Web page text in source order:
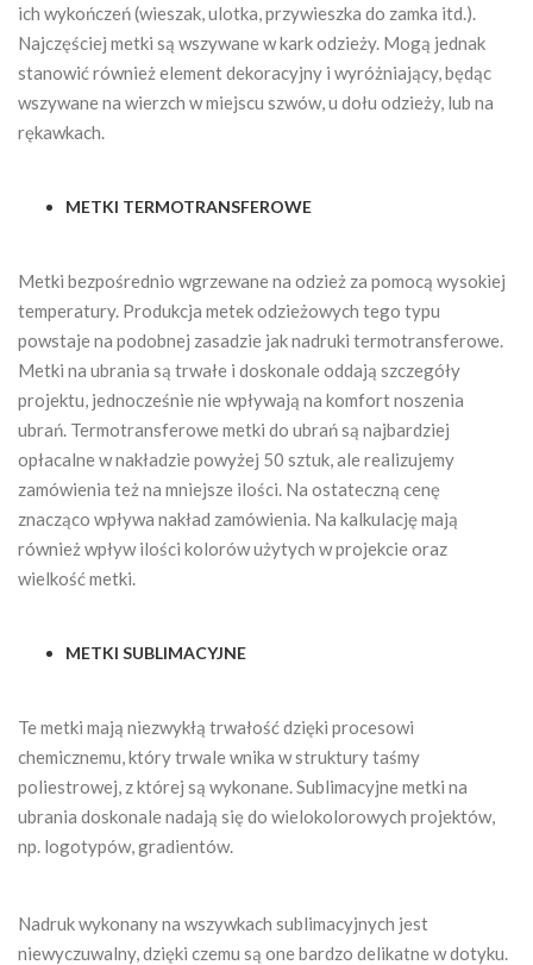
ich wykończeń (wieszak, ulotka, przywieszka do zamka itd.).
Najczęściej metki są wszywane w kark odzieży. Mogą jednak
stanowić również element dekoracyjny i wyróżniający, będąc
wszywane na wierzch w miejscu szwów, u dołu odzieży, lub na
rękawkach.
METKI TERMOTRANSFEROWE
Metki bezpośrednio wgrzewane na odzież za pomocą wysokiej
temperatury. Produkcja metek odzieżowych tego typu
powstaje na podobnej zasadzie jak nadruki termotransferowe.
Metki na ubrania są trwałe i doskonale oddają szczegóły
projektu, jednocześnie nie wpływają na komfort noszenia
ubrań. Termotransferowe metki do ubrań są najbardziej
opłacalne w nakładzie powyżej 50 sztuk, ale realizujemy
zamówienia też na mniejsze ilości. Na ostateczną cenę
znacząco wpływa nakład zamówienia. Na kalkulację mają
również wpływ ilości kolorów użytych w projekcie oraz
wielkość metki.
METKI SUBLIMACYJNE
Te metki mają niezwykłą trwałość dzięki procesowi
chemicznemu, który trwale wnika w struktury taśmy
poliestrowej, z której są wykonane. Sublimacyjne metki na
ubrania doskonale nadają się do wielokolorowych projektów,
np. logotypów, gradientów.
Nadruk wykonany na wszywkach sublimacyjnych jest
niewyczuwalny, dzięki czemu są one bardzo delikatne w dotyku.